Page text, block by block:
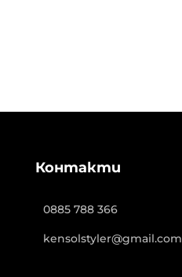
Контакти
0885 788 366
kensolstyler@gmail.com